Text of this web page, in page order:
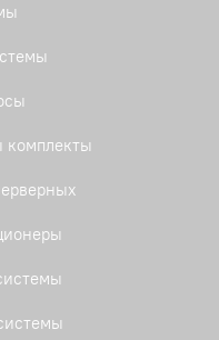
комплекты